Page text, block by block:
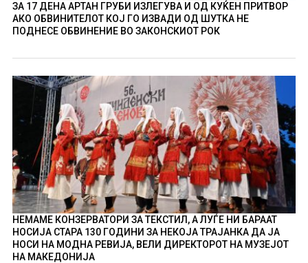
ЗА 17 ДЕНА АРТАН ГРУБИ ИЗЛЕГУВА И ОД КУЌЕН ПРИТВОР
АКО ОБВИНИТЕЛОТ КОЈ ГО ИЗВАДИ ОД ШУТКА НЕ
ПОДНЕСЕ ОБВИНЕНИЕ ВО ЗАКОНСКИОТ РОК
НЕМАМЕ КОНЗЕРВАТОРИ ЗА ТЕКСТИЛ, А ЛУЃЕ НИ БАРААТ
НОСИЈА СТАРА 130 ГОДИНИ ЗА НЕКОЈА ТРАЈАНКА ДА ЈА
НОСИ НА МОДНА РЕВИЈА, ВЕЛИ ДИРЕКТОРОТ НА МУЗЕЈОТ
НА МАКЕДОНИЈА